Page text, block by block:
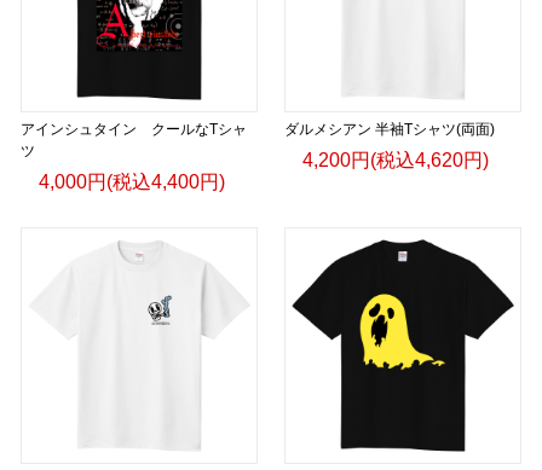
アインシュタイン クールなTシャ
ツ
4,000円(税込4,400円)
ダルメシアン 半袖Tシャツ(両面)
4,200円(税込4,620円)